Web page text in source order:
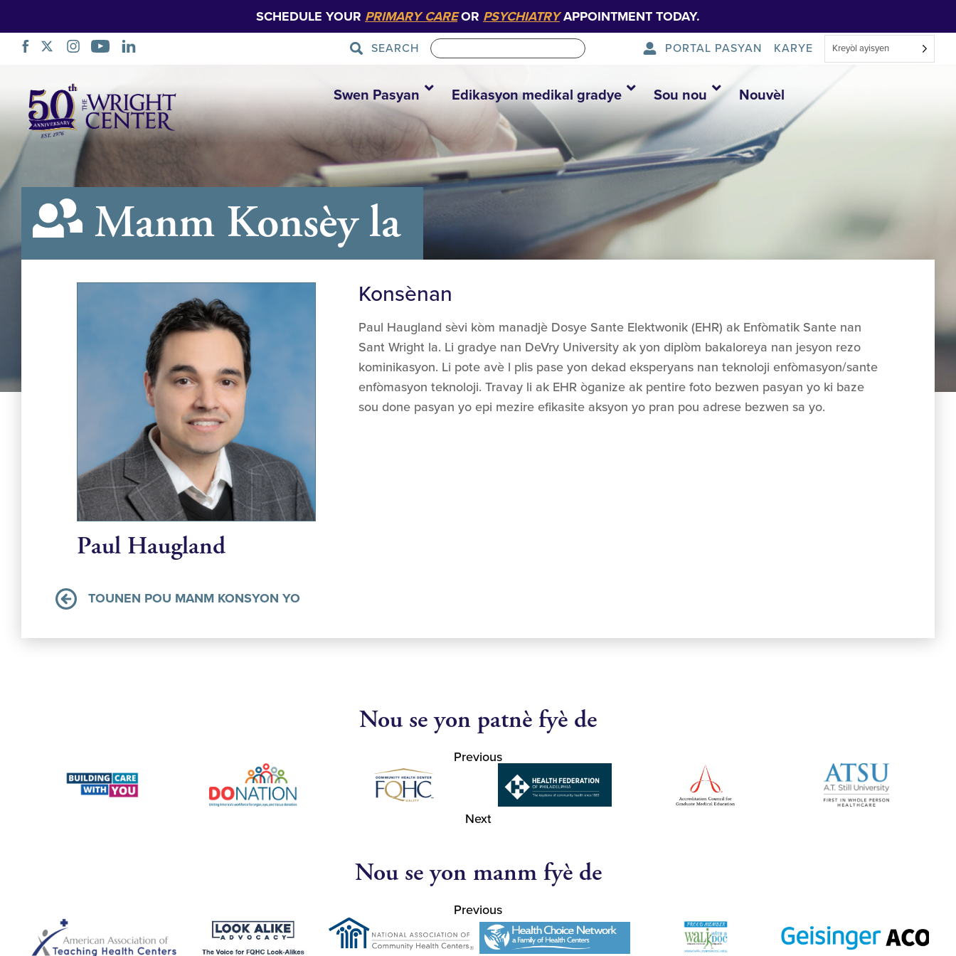
SCHEDULE YOUR PRIMARY CAREOR PSYCHIATRYAPPOINTMENT TODAY.
SEARCH PORTAL PASYAN KARYE Kreyòl ayisyen
Navigasyon
Swen Pasyan Edikasyon medikal gradye Sou nou Nouvèl
Manm Konsèy la
Paul Haugland
Konsènan
Paul Haugland sèvi kòm manadjè Dosye Sante Elektwonik (EHR) ak Enfòmatik Sante nan
Sant Wright la. Li gradye nan DeVry University ak yon diplòm bakaloreya nan jesyon rezo
kominikasyon. Li pote avè l plis pase yon dekad eksperyans nan teknoloji enfòmasyon/sante
enfòmasyon teknoloji. Travay li ak EHR òganize ak pentire foto bezwen pasyan yo ki baze
sou done pasyan yo epi mezire efikasite aksyon yo pran pou adrese bezwen sa yo.
TOUNEN POU MANM KONSYON YO
Nou se yon patnè fyè de
Previous
Next
Nou se yon manm fyè de
Previous